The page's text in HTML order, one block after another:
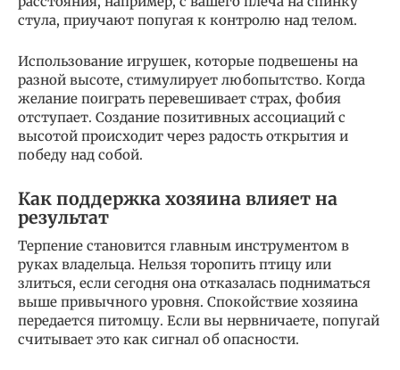
стула, приучают попугая к контролю над телом.
Использование игрушек, которые подвешены на
разной высоте, стимулирует любопытство. Когда
желание поиграть перевешивает страх, фобия
отступает. Создание позитивных ассоциаций с
высотой происходит через радость открытия и
победу над собой.
Как поддержка хозяина влияет на
результат
Терпение становится главным инструментом в
руках владельца. Нельзя торопить птицу или
злиться, если сегодня она отказалась подниматься
выше привычного уровня. Спокойствие хозяина
передается питомцу. Если вы нервничаете, попугай
считывает это как сигнал об опасности.